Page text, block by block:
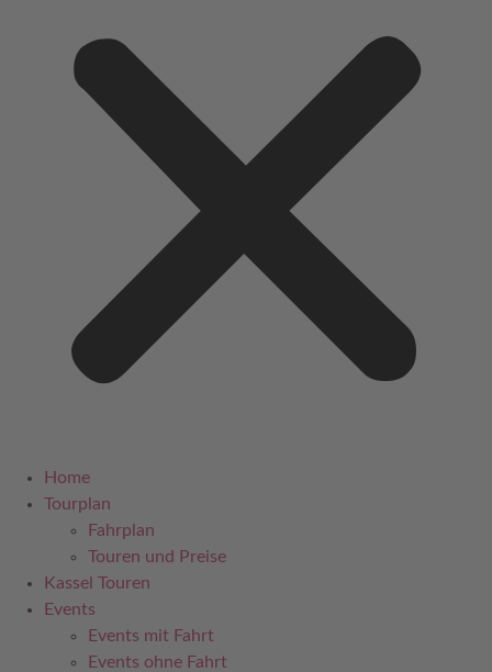
Home
Tourplan
Fahrplan
Touren und Preise
Kassel Touren
Events
Events mit Fahrt
Events ohne Fahrt